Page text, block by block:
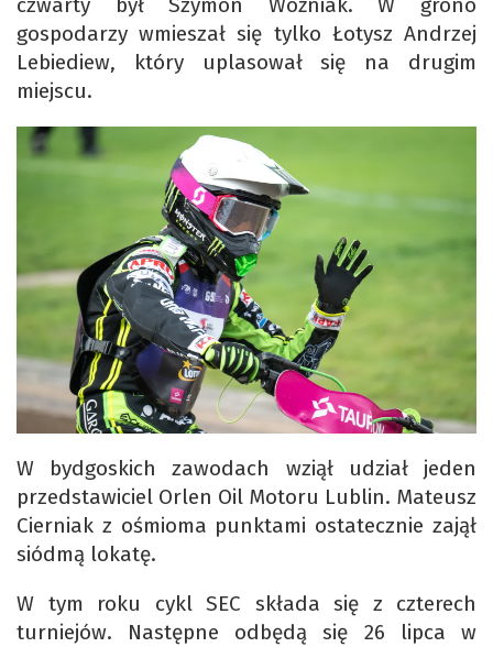
czwarty był Szymon Woźniak. W grono
gospodarzy wmieszał się tylko Łotysz Andrzej
Lebiediew, który uplasował się na drugim
miejscu.
W bydgoskich zawodach wziął udział jeden
przedstawiciel Orlen Oil Motoru Lublin. Mateusz
Cierniak z ośmioma punktami ostatecznie zajął
siódmą lokatę.
W tym roku cykl SEC składa się z czterech
turniejów. Następne odbędą się 26 lipca w